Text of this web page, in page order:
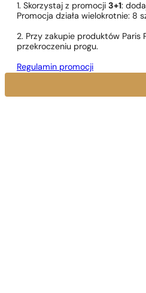
1. Skorzystaj z promocji 3+1:
Promocja działa wielokrotnie: 8
2. Przy zakupie produktów
przekroczeniu progu.
Regulamin promocji